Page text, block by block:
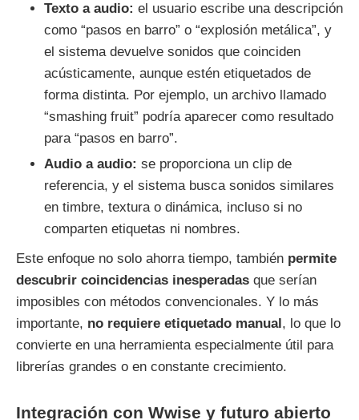
Texto a audio: el usuario escribe una descripción
como “pasos en barro” o “explosión metálica”, y
el sistema devuelve sonidos que coinciden
acústicamente, aunque estén etiquetados de
forma distinta. Por ejemplo, un archivo llamado
“smashing fruit” podría aparecer como resultado
para “pasos en barro”.
Audio a audio: se proporciona un clip de
referencia, y el sistema busca sonidos similares
en timbre, textura o dinámica, incluso si no
comparten etiquetas ni nombres.
Este enfoque no solo ahorra tiempo, también permite
descubrir coincidencias inesperadas que serían
imposibles con métodos convencionales. Y lo más
importante, no requiere etiquetado manual, lo que lo
convierte en una herramienta especialmente útil para
librerías grandes o en constante crecimiento.
Integración con Wwise y futuro abierto